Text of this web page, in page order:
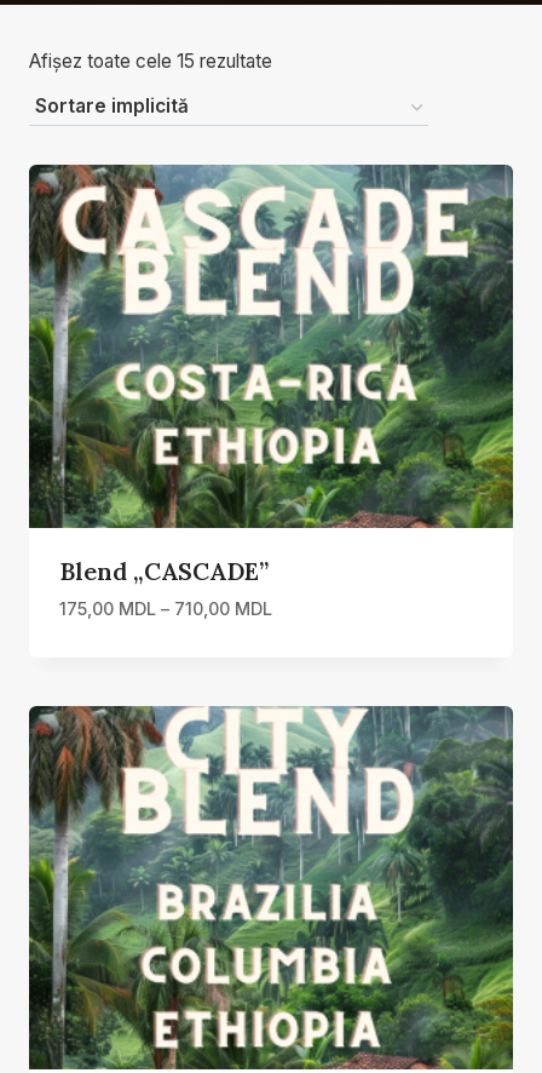
Afișez toate cele 15 rezultate
Blend „CASCADE”
175,00 MDL – 710,00 MDLInterval
până
710,00 MDL